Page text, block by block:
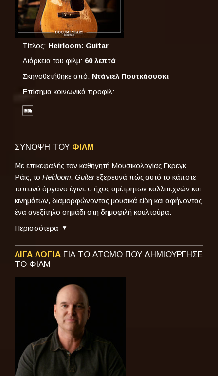
Τίτλος: Heirloom: Guitar
Διάρκεια του φιλμ: 60 λεπτά
Σκηνοθετήθηκε από: Ντάνιελ Πουτκάουσκι
Επίσημα κοινωνικά προφίλ:
ΣΥΝΟΨΗ ΤΟΥ ΦΙΛΜ
Με επικεφαλής τον καθηγητή Μουσικολογίας Γκρεγκ
Ράις, το Heirloom: Guitarεξερευνά πώς αυτό το κάποτε
ταπεινό όργανο έγινε ο ήχος αμέτρητων καλλιτεχνών και
κινημάτων, διαμορφώνοντας μουσικά είδη και αφήνοντας
ένα ανεξίτηλο σημάδι στη δημοφιλή κουλτούρα.
Περισσότερα
ΛΙΓΑ ΛΟΓΙΑ ΓΙΑ ΤΟ ΑΤΟΜΟ ΠΟΥ ΔΗΜΙΟΥΡΓΗΣΕ
ΤΟ ΦΙΛΜ